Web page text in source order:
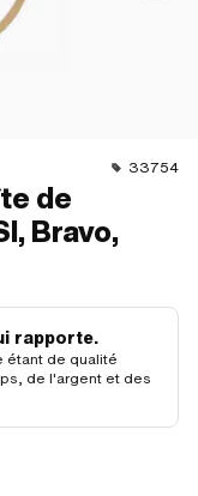
33754
de
Bravo,
rapporte.
étant de qualité
de l'argent et des